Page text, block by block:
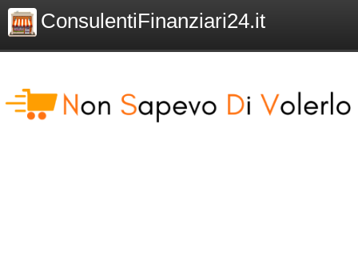
ConsulentiFinanziari24.it